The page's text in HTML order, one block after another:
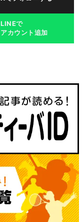
LINEで
アカウント追加